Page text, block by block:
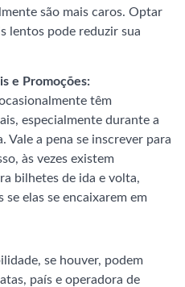
são mais caros. Optar
lentos pode reduzir sua
e Promoções:
têm
especialmente durante a
Vale a pena se inscrever para
às vezes existem
bilhetes de ida e volta,
se elas se encaixarem em
se houver, podem
país e operadora de